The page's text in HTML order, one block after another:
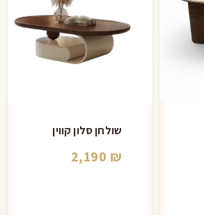
שולחן סלון קווין
2,190 ₪